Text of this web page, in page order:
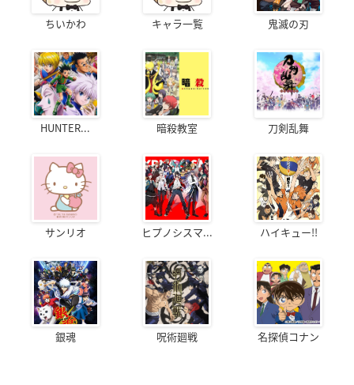
ちいかわ キャラ一覧 鬼滅の刃
HUNTER... 暗殺教室 刀剣乱舞
サンリオ ヒプノシスマ... ハイキュー!!
銀魂 呪術廻戦 名探偵コナン